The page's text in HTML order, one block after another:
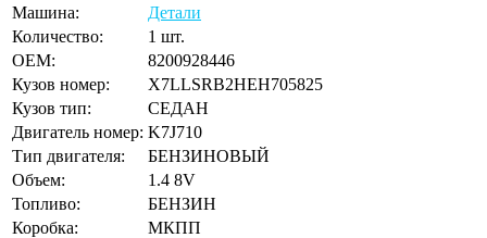
Машина:
Детали
Количество:
1 шт.
OEM:
8200928446
Кузов номер:
X7LLSRB2HEH705825
Кузов тип:
СЕДАН
Двигатель номер: K7J710
Тип двигателя:
БЕНЗИНОВЫЙ
Объем:
1.4 8V
Топливо:
БЕНЗИН
Коробка:
МКПП